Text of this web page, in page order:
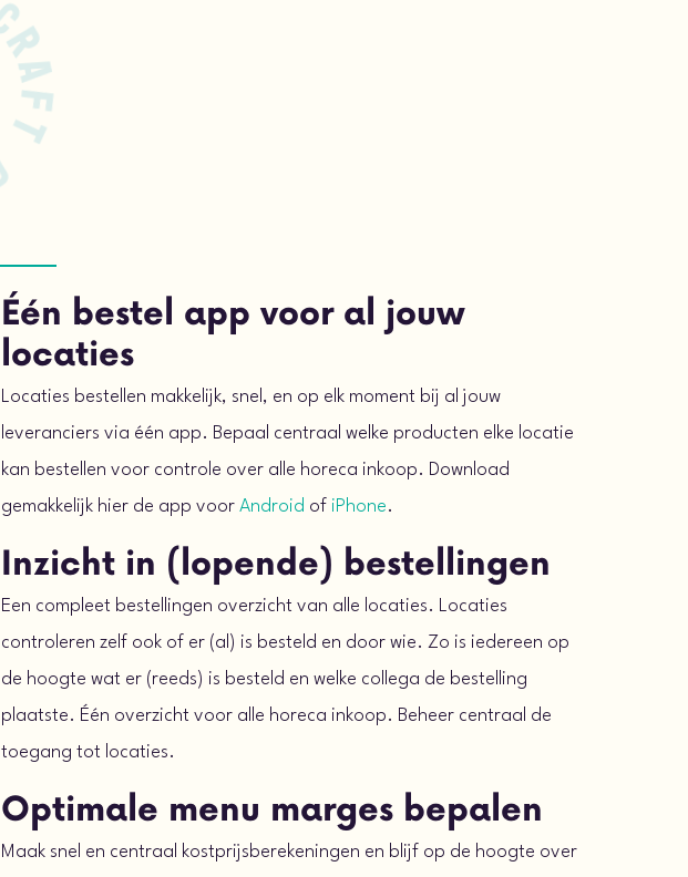
Één bestel app voor al jouw
locaties
Locaties bestellen makkelijk, snel, en op elk moment bij al jouw
leveranciers via één app. Bepaal centraal welke producten elke locatie
kan bestellen voor controle over alle horeca inkoop. Download
gemakkelijk hier de app voor Android of iPhone.
Inzicht in (lopende) bestellingen
Een compleet bestellingen overzicht van alle locaties. Locaties
controleren zelf ook of er (al) is besteld en door wie. Zo is iedereen op
de hoogte wat er (reeds) is besteld en welke collega de bestelling
plaatste. Één overzicht voor alle horeca inkoop. Beheer centraal de
toegang tot locaties.
Optimale menu marges bepalen
Maak snel en centraal kostprijsberekeningen en blijf op de hoogte over